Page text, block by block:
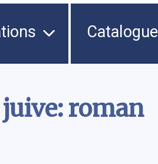
Catalogue
roman